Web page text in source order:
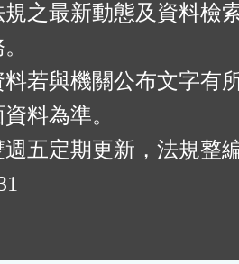
之最新動態及資料檢
若與機關公布文字有
料為準。
五定期更新，法規整